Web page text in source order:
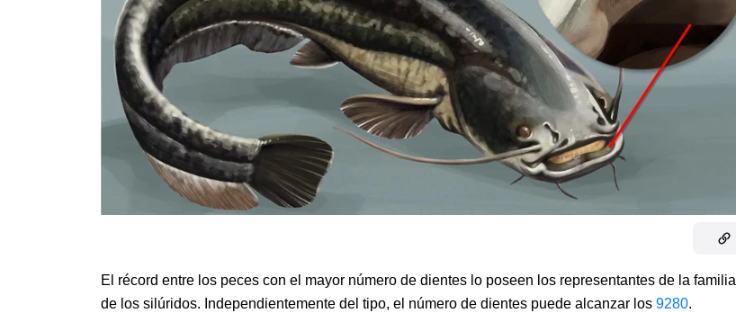
El récord entre los peces con el mayor número de dientes lo poseen los representantes de la familia
de los silúridos. Independientemente del tipo, el número de dientes puede alcanzar los 9280.